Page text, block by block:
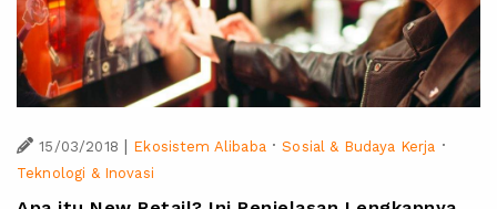
15/03/2018 | Ekosistem Alibaba·Sosial & Budaya Kerja ·
Teknologi & Inovasi